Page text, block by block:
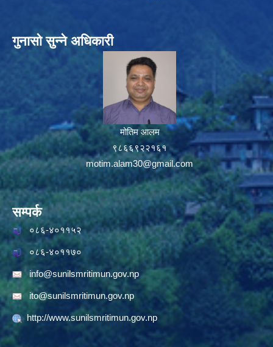
गुनासो सुन्ने अधिकारी
मोतिम आलम
९८६६९२२१६१
motim.alam30@gmail.com
सम्पर्क
०८६-४०११५२
०८६-४०११७०
info@sunilsmritimun.gov.np
ito@sunilsmritimun.gov.np
http://www.sunilsmritimun.gov.np